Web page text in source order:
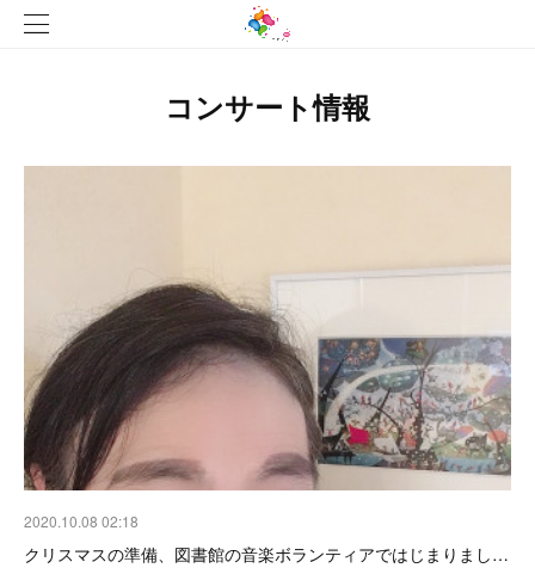
コンサート情報
2020.10.08 02:18
クリスマスの準備、図書館の音楽ボランティアではじまりまし…